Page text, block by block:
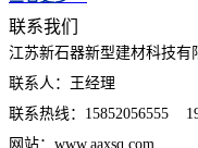
联系我们
江苏新石器新型建材科技有
联系人：王经理
联系热线：15852056555
网站：www.aaxsq.com